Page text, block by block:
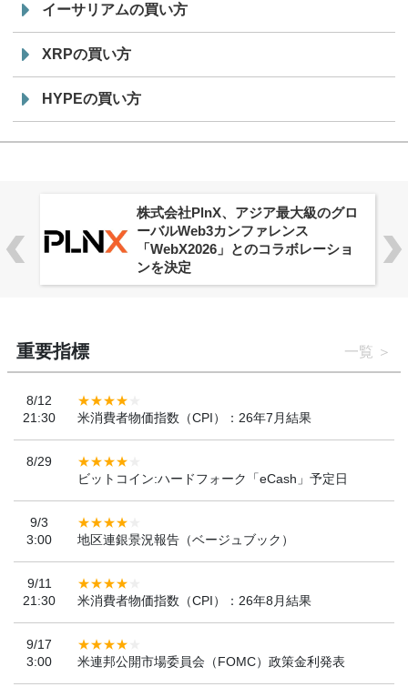
イーサリアムの買い方
XRPの買い方
HYPEの買い方
株式会社PlnX、アジア最大級のグロ
ーバルWeb3カンファレンス
「WebX2026」とのコラボレーショ
ンを決定
重要指標 一覧
8/12
21:30
米消費者物価指数（CPI）：26年7月結果
8/29
ビットコイン:ハードフォーク「eCash」予定日
9/3
3:00
地区連銀景況報告（ベージュブック）
9/11
21:30
米消費者物価指数（CPI）：26年8月結果
9/17
3:00
米連邦公開市場委員会（FOMC）政策金利発表